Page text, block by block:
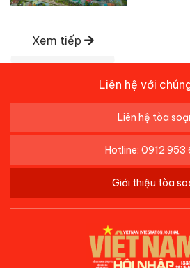
Xem tiếp
Liên hệ với
Liên hệ tòa
Hotline: 0912 953
Giới thiệu tòa